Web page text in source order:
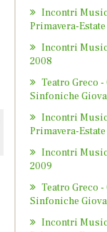
Incontri
Primavera-
Incontri
2008
Teatro Greco
Sinfoniche
Incontri
Primavera-
Incontri
2009
Teatro Greco
Sinfoniche
Incontri